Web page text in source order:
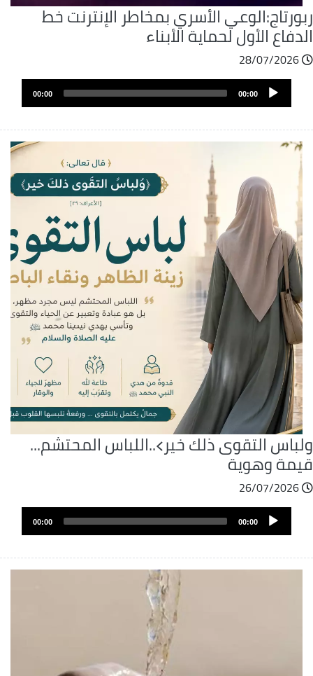
الأسري بمخاطر الإنترنت خط
الأول لحماية الأبناء
28/07/2026
ملفAudio
Player
00:00
00:00
التقوى ذلك خير﴾..اللباس المحتشم...
وهوية
26/07/2026
ملفAudio
Player
00:00
00:00